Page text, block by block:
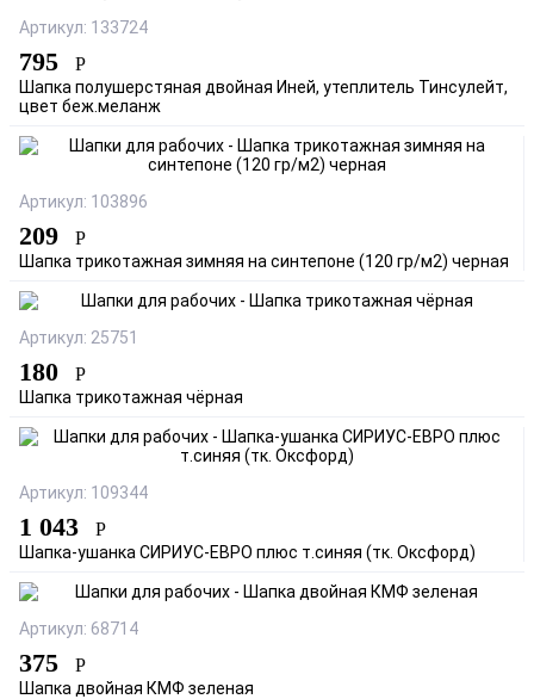
Артикул: 133724
795 Р
Шапка полушерстяная двойная Иней, утеплитель Тинсулейт,
цвет беж.меланж
Артикул: 103896
209 Р
Шапка трикотажная зимняя на синтепоне (120 гр/м2) черная
Артикул: 25751
180 Р
Шапка трикотажная чёрная
Артикул: 109344
1 043 Р
Шапка-ушанка СИРИУС-ЕВРО плюс т.синяя (тк. Оксфорд)
Артикул: 68714
375 Р
Шапка двойная КМФ зеленая